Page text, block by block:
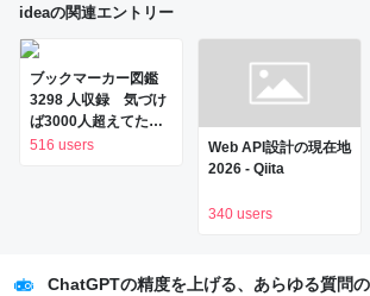
ideaの関連エントリー
ブックマーカー図鑑
3298 人収録 気づけ
ば3000人超えてたよ
収録予定 http..
516 users
Web API設計の現在地
2026 - Qiita
340 users
ChatGPTの精度を上げる、あらゆる質問